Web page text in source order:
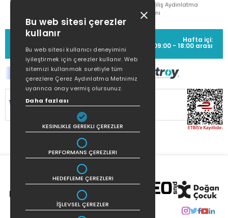
Çekiliş Aydınlatma
Metni
MÜŞTERİ HİZMETLERİ
(0212) 373 77 00
Hafta içi:
09:00 - 18:00 arası
SİTEMİZ
KORUNMAKTADIR.
Bu web sitesi çerezler
kullanır
Bu web sitesi kullanıcı deneyimini
iyileştirmek için çerezler kullanır. Web
sitemizi kullanmak suretiyle tüm
çerezlere Çerez Aydınlatma Metnimiz
uyarınca onay vermiş olursunuz.
Daha fazlası
KESINLIKLE GEREKLI ÇEREZLER
PERFORMANS ÇEREZLERI
HEDEFLEME ÇEREZLERI
İŞLEVSEL ÇEREZLER